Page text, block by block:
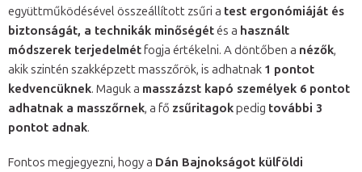
együttműködésével összeállított zsűri a test ergonómiáját és
biztonságát, a technikák minőségétés a használt
módszerek terjedelmétfogja értékelni. A döntőben a nézők,
akik szintén szakképzett masszőrök, is adhatnak 1 pontot
kedvencüknek. Maguk a masszázst kapó személyek 6 pontot
adhatnak a masszőrnek, a fő zsűritagokpedig további 3
pontot adnak.
Fontos megjegyezni, hogy a Dán Bajnokságot külföldi